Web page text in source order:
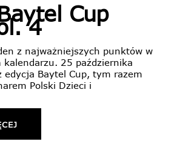
Cup
4
z najważniejszych punktów w
kalendarzu. 25 października
Baytel Cup, tym razem
Polski Dzieci i